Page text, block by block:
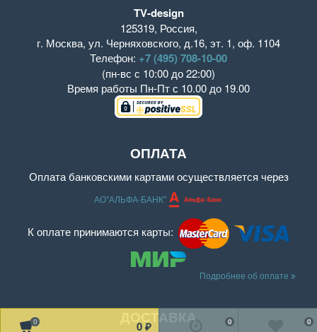
0 0 ₽
0
0
TV-design
125319, Россия,
г. Москва, ул. Черняховского, д.16, эт. 1, оф. 1104
Телефон: +7 (495) 708-10-00
(пн-вс с 10:00 до 22:00)
Время работы Пн-Пт с 10.00 до 19.00
ОПЛАТА
Оплата банковскими картами осуществляется через
АО"АЛЬФА-БАНК"
К оплате принимаются карты:
Подробнее об оплате
ДОСТАВКА